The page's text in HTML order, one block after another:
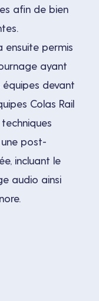
afin de bien
ensuite permis
ayant
devant
Colas Rail
une post-
incluant le
audio ainsi